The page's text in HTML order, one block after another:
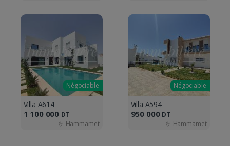
Négociable
Villa A614
1 100 000 DT
Hammamet
Négociable
Villa A594
950 000 DT
Hammamet